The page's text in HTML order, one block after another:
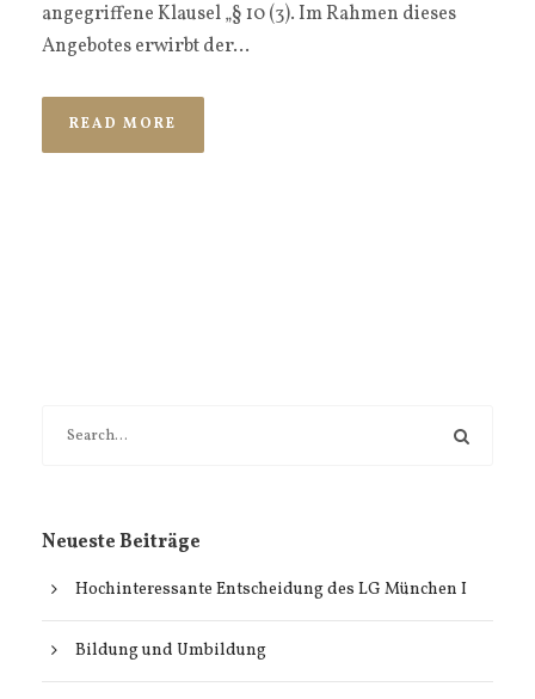
angegriffene Klausel „§ 10 (3). Im Rahmen dieses
Angebotes erwirbt der...
READ MORE
Neueste Beiträge
Hochinteressante Entscheidung des LG München I
Bildung und Umbildung